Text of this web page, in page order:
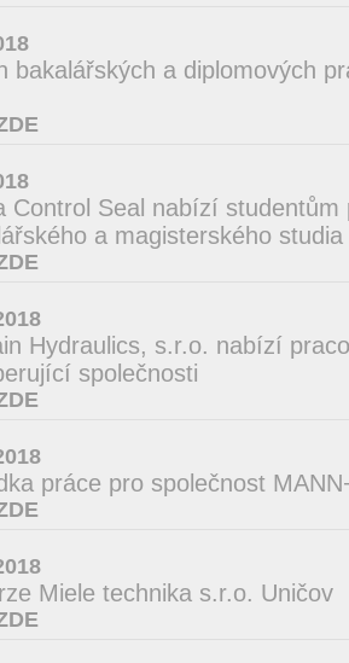
bakalářských a diplomových
Control Seal nabízí
a magisterského
Hydraulics, s.r.o. nabízí
společnosti
práce pro společnost
Miele technika s.r.o. Uničov